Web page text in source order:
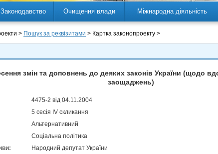
Законодавство Очищення влади Міжнародна діяльність
> Пошук за реквізитами > Картка законопроекту >
змін та доповнень до деяких законів України (щодо
заощаджень)
4475-2 від 04.11.2004
5 сесія IV скликання
Альтернативний
Соціальна політика
Народний депутат України